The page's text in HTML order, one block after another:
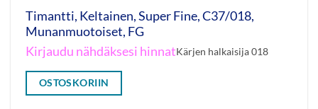
Timantti, Keltainen, Super Fine, C37/018,
Munanmuotoiset, FG
Kirjaudu nähdäksesi hinnatKärjen halkaisija 018
OSTOSKORIIN